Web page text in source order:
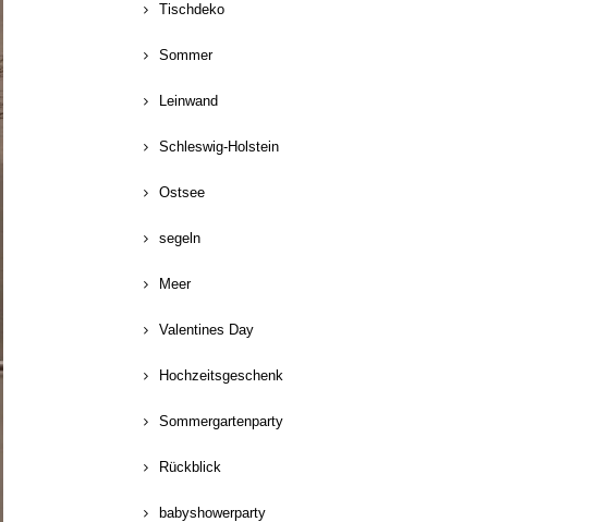
Tischdeko
Sommer
Leinwand
Schleswig-Holstein
Ostsee
segeln
Meer
Valentines Day
Hochzeitsgeschenk
Sommergartenparty
Rückblick
babyshowerparty